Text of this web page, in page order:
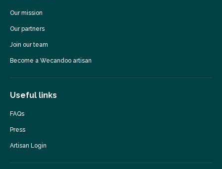
Our mission
Our partners
Join our team
Become a Wecandoo artisan
Useful links
FAQs
Press
Artisan Login